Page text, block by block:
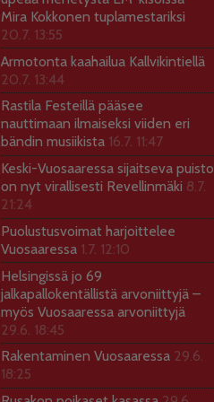
Mira Kokkonen tuplamestariksi
20.7. 13:55
Armotonta kaahailua Kallvikintiellä
20.7. 13:44
Rastila Festeillä pääsee
nauttimaan ilmaiseksi viiden eri
bändin musiikista 16.7. 11:47
Keski-Vuosaaressa sijaitseva puisto
on nyt virallisesti Revellinmäki 8.7.
21:24
Puolustusvoimat harjoittelee
Vuosaaressa 1.7. 12:10
Helsingissä jo 69
jalkapallokentällistä arvoniittyjä –
myös Vuosaaressa arvoniittyjä
29.6. 18:45
Rakentaminen Vuosaaressa 29.6.
18:25